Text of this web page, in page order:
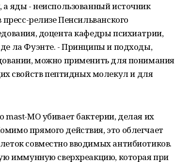
яды - неиспользованный источник
релизе Пенсильванского
доцента кафедры психиатрии,
ла Фуэнте. - Принципы и подходы,
можно применить для понимания
свойств пептидных молекул и для
mast-МО убивает бактерии, делая их
прямого действия, это облегчает
совместно вводимых антибиотиков.
иммунную сверхреакцию, которая при